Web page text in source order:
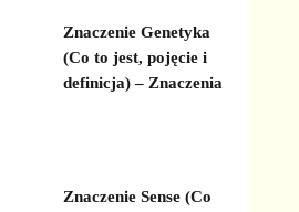
Znaczenie Genetyka
(Co to jest, pojęcie i
definicja) – Znaczenia
Znaczenie Sense (Co